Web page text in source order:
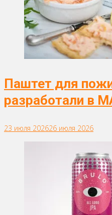
Паштет для
разработали в
23 июля 202626 июля 2026